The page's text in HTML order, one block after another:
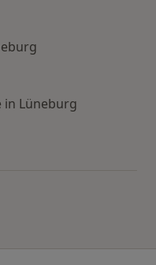
in Lüneburg